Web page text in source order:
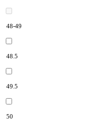
48-49
48.5
49.5
50